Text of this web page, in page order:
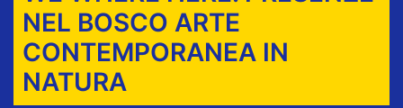
NEL BOSCO ARTE
CONTEMPORANEA IN
NATURA